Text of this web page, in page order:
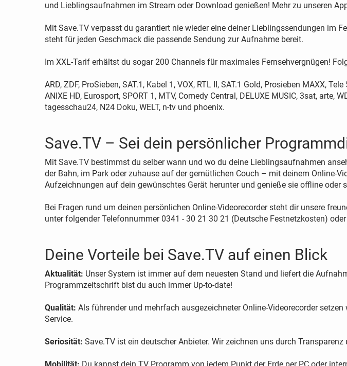
und Lieblingsaufnahmen im Stream oder Download genießen! Mehr zu unseren
Mit Save.TV verpasst du garantiert nie wieder eine deiner Lieblingssendungen im
steht für jeden Geschmack die passende Sendung zur Aufnahme bereit.
Im XXL-Tarif erhältst du sogar 200 Channels für maximales Fernsehvergnügen!
ARD, ZDF, ProSieben, SAT.1, Kabel 1, VOX, RTL II, SAT.1 Gold, Prosieben MAXX,
ANIXE HD, Eurosport, SPORT 1, MTV, Comedy Central, DELUXE MUSIC, 3sat, arte,
tagesschau24, N24 Doku, WELT, n-tv und phoenix.
Save.TV – Sei dein persönlicher
Mit Save.TV bestimmst du selber wann und wo du deine Lieblingsaufnahmen
der Bahn, im Park oder zuhause auf der gemütlichen Couch – mit deinem Online-
Aufzeichnungen auf dein gewünschtes Gerät herunter und genieße sie offline
Bei Fragen rund um deinen persönlichen Online-Videorecorder steht dir unsere
unter folgender Telefonnummer 0341 - 30 21 30 21 (Deutsche Festnetzkosten)
Deine Vorteile bei Save.TV auf einen Blick
Aktualität: Unser System ist immer auf dem neuesten Stand und liefert die
Programmzeitschrift bist du auch immer Up-to-date!
Qualität: Als führender und mehrfach ausgezeichneter Online-Videorecorder
Service.
Seriosität: Save.TV ist ein deutscher Anbieter. Wir zeichnen uns durch